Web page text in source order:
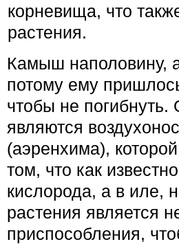
корневища, что
растения.
Камыш наполовину,
потому ему
чтобы не
являются
(аэренхима),
том, что как
кислорода, а в иле,
растения является
приспособления,